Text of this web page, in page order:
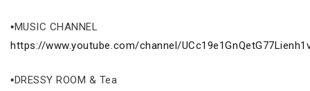
▪MUSIC CHANNEL
https://www.youtube.com/channel/
▪DRESSY ROOM & Tea